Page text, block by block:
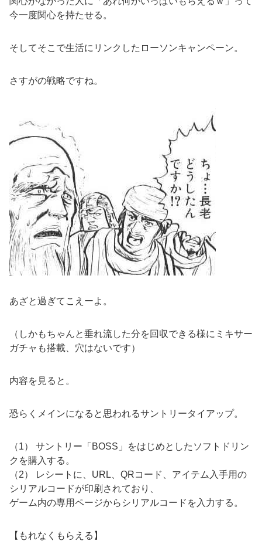
今一度関心を持たせる。
そしてそこで生活にリンクしたローソンキャンペーン。
さすがの戦略ですね。
あざと過ぎてこえーよ。
（しかもちゃんと垂れ流した分を回収できる様にミキサー
ガチャも搭載、穴はないです）
内容を見ると。
恐らくメインになると思われるサントリータイアップ。
（1） サントリー「BOSS」をはじめとしたソフトドリン
クを購入する。
（2） レシートに、URL、QRコード、アイテム入手用の
シリアルコードが印刷されており、
ゲーム内の専用ページからシリアルコードを入力する。
【もれなくもらえる】